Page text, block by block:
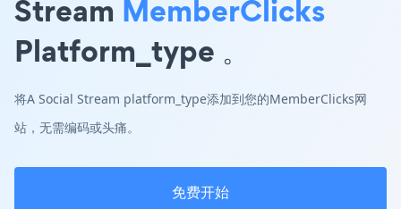
Stream MemberClicks
Platform_type 。
将A Social Stream platform_type添加到您的MemberClicks网
站，无需编码或头痛。
免费开始